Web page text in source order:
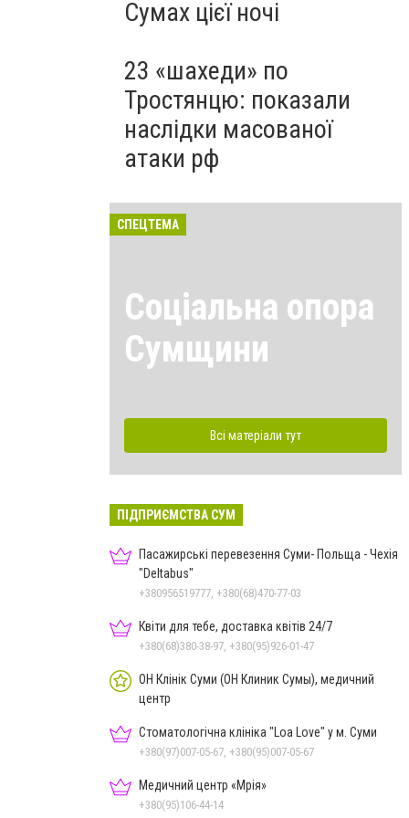
Сумах цієї ночі
23 «шахеди» по
Тростянцю: показали
наслідки масованої
атаки рф
СПЕЦТЕМА
Соціальна опора
Сумщини
Всі матеріали тут
ПІДПРИЄМСТВА СУМ
Пасажирські перевезення Суми- Польща - Чехія
"Deltabus"
+380956519777, +380(68)470-77-03
Квіти для тебе, доставка квітів 24/7
+380(68)380-38-97, +380(95)926-01-47
ОН Клінік Суми (ОН Клиник Сумы), медичний
центр
Стоматологічна клініка "Loa Love" у м. Суми
+380(97)007-05-67, +380(95)007-05-67
Медичний центр «Мрія»
+380(95)106-44-14